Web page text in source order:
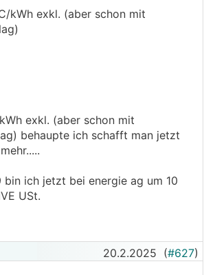
kWh exkl. (aber schon mit
exkl. (aber schon mit
behaupte ich schafft man jetzt
bin ich jetzt bei energie ag um 10
USt.
20.2.2025 (#627)